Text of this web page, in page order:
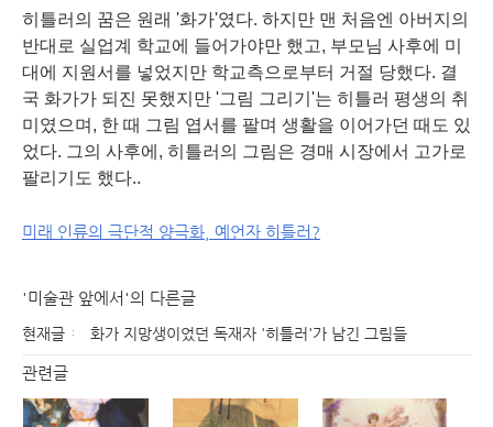
히틀러의 꿈은 원래 '화가'였다. 하지만 맨 처음엔 아버지의
반대로 실업계 학교에 들어가야만 했고, 부모님 사후에 미
대에 지원서를 넣었지만 학교측으로부터 거절 당했다. 결
국 화가가 되진 못했지만 '그림 그리기'는 히틀러 평생의 취
미였으며, 한 때 그림 엽서를 팔며 생활을 이어가던 때도 있
었다. 그의 사후에, 히틀러의 그림은 경매 시장에서 고가로
팔리기도 했다..
미래 인류의 극단적 양극화, 예언자 히틀러?
'미술관 앞에서'의 다른글
현재글 화가 지망생이었던 독재자 '히틀러'가 남긴 그림들
관련글